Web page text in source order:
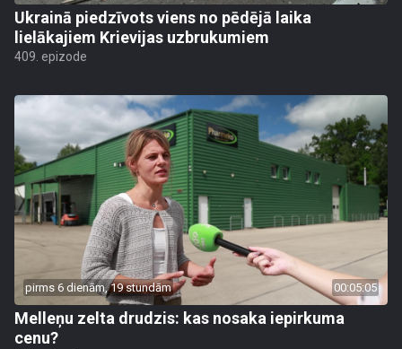
Ukrainā piedzīvots viens no pēdējā laika
lielākajiem Krievijas uzbrukumiem
409. epizode
pirms 6 dienām, 19 stundām 00:05:05
Melleņu zelta drudzis: kas nosaka iepirkuma
cenu?